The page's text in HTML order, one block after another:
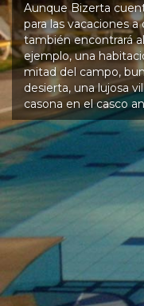
Aunque Bizerta
para las vacaciones
también encontrará
ejemplo, una
mitad del campo,
desierta, una lujosa
casona en el casco